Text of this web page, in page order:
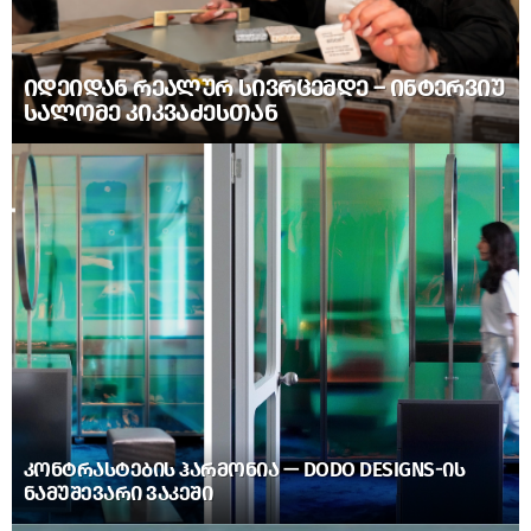
ᲘᲓᲔᲘᲓᲐᲜ ᲠᲔᲐᲚᲣᲠ ᲡᲘᲕᲠᲪᲔᲛᲓᲔ – ᲘᲜᲢᲔᲠᲕᲘᲣ
ᲡᲐᲚᲝᲛᲔ ᲙᲘᲙᲕᲐᲫᲔᲡᲗᲐᲜ
ᲙᲝᲜᲢᲠᲐᲡᲢᲔᲑᲘᲡ ᲰᲐᲠᲛᲝᲜᲘᲐ — DODO DESIGNS-ᲘᲡ
ᲜᲐᲛᲣᲨᲔᲕᲐᲠᲘ ᲕᲐᲙᲔᲨᲘ